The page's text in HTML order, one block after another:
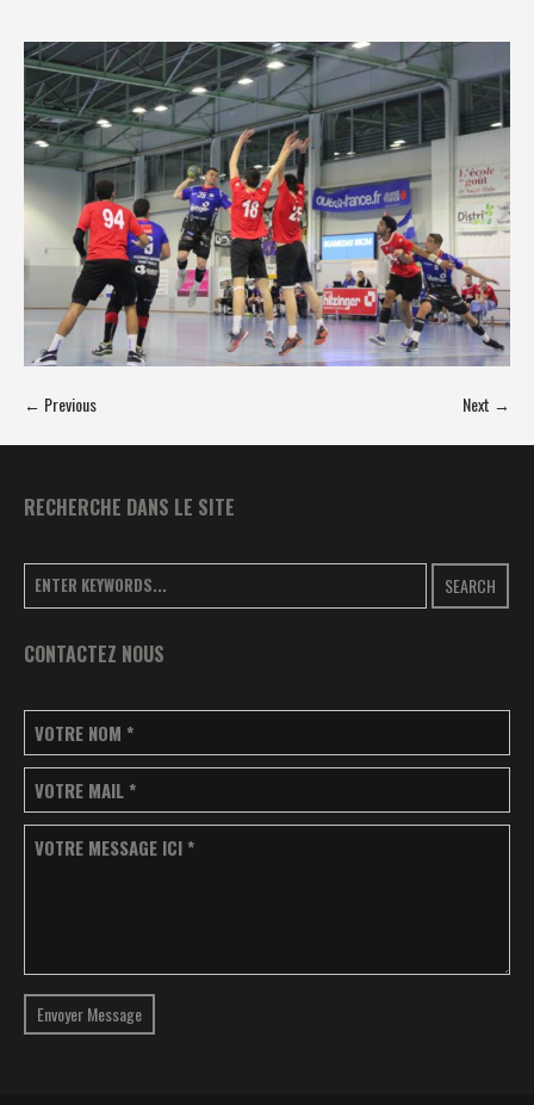
← Previous Next →
RECHERCHE DANS LE SITE
SEARCH
CONTACTEZ NOUS
VOTRE NOM *
VOTRE MAIL *
VOTRE MESSAGE ICI *
Envoyer Message